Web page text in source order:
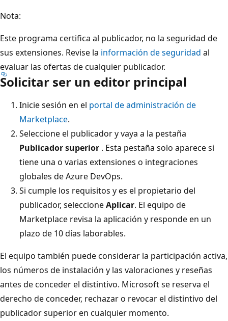
Nota:
Este programa certifica al publicador, no la seguridad de
sus extensiones. Revise la información de seguridad al
evaluar las ofertas de cualquier publicador.
Solicitar ser un editor principal
Inicie sesión en el portal de administración de
Marketplace.
Seleccione el publicador y vaya a la pestaña
Publicador superior . Esta pestaña solo aparece si
tiene una o varias extensiones o integraciones
globales de Azure DevOps.
Si cumple los requisitos y es el propietario del
publicador, seleccioneAplicar. El equipo de
Marketplace revisa la aplicación y responde en un
plazo de 10 días laborables.
El equipo también puede considerar la participación activa,
los números de instalación y las valoraciones y reseñas
antes de conceder el distintivo. Microsoft se reserva el
derecho de conceder, rechazar o revocar el distintivo del
publicador superior en cualquier momento.